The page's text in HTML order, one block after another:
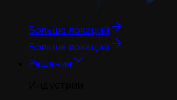
Больше локаций
Больше локаций
Решения